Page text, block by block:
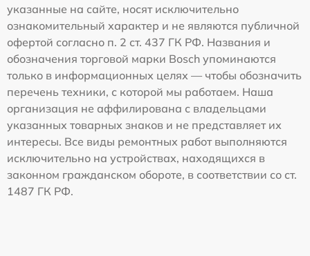
указанные на сайте, носят исключительно
ознакомительный характер и не являются публичной
офертой согласно п. 2 ст. 437 ГК РФ. Названия и
обозначения торговой марки Bosch упоминаются
только в информационных целях — чтобы обозначить
перечень техники, с которой мы работаем. Наша
организация не аффилирована с владельцами
указанных товарных знаков и не представляет их
интересы. Все виды ремонтных работ выполняются
исключительно на устройствах, находящихся в
законном гражданском обороте, в соответствии со ст.
1487 ГК РФ.